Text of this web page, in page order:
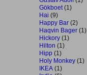
Gökboet (1)
Hai (9)
Happy Bar (2)
Haqvin Bager (1)
Hickory (1)
Hilton (1)
Hipp (1)
Holy Monkey (1)
IKEA (1)